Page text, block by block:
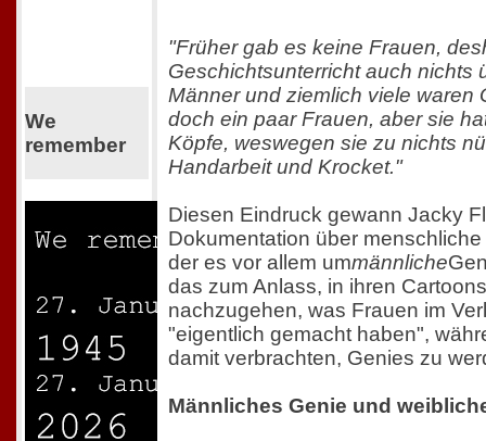
We
remember
"Früher gab es keine Frauen,
Geschichtsunterricht auch nichts
Männer und ziemlich viele waren
doch ein paar Frauen, aber sie
Köpfe, weswegen sie zu nichts
Handarbeit und Krocket."
Diesen Eindruck gewann Jacky
Dokumentation über
der es vor allem ummännliche
das zum Anlass, in ihren
nachzugehen, was Frauen im
"eigentlich gemacht haben",
damit verbrachten, Genies zu
Männliches Genie und